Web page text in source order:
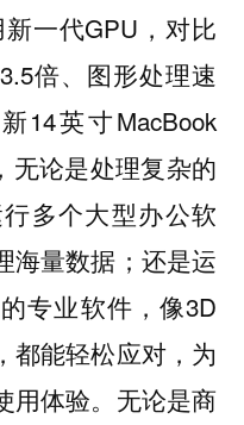
一代GPU，对比
倍、图形处理速
14英寸MacBook
无论是处理复杂的
多个大型办公软
海量数据；还是运
专业软件，像3D
都能轻松应对，为
用体验。无论是商